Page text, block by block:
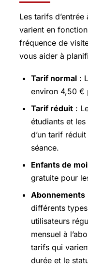
Les tarifs
varient en
fréquence de
vous aider à
Tarif normal :
environ 4,50 €
Tarif réduit :
étudiants et
d’un tarif
séance.
Enfants de
gratuite pour
Abonnements
différents
utilisateurs
mensuel à
tarifs qui
durée et le